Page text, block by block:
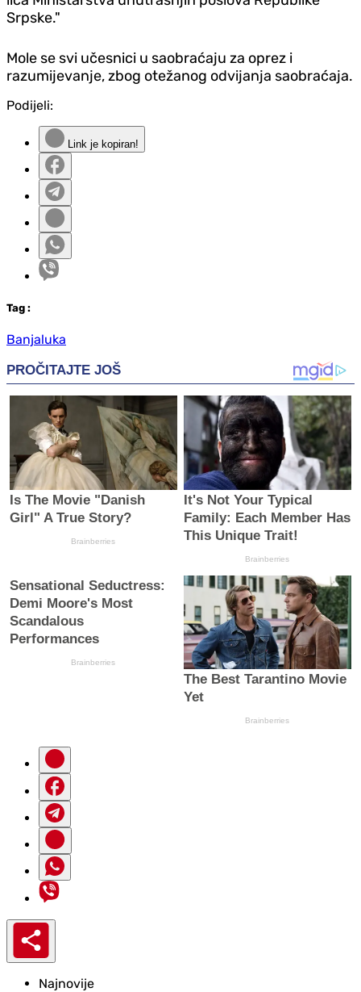
Srpske."
Mole se svi učesnici u saobraćaju za oprez i
razumijevanje, zbog otežanog odvijanja saobraćaja.
Podijeli:
Link je kopiran!
Tag :
Banjaluka
Najnovije